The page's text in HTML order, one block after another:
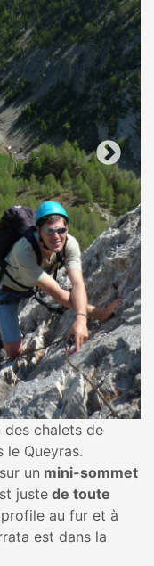
des chalets de
le Queyras.
un mini-sommet
juste de toute
au fur et à
est dans la